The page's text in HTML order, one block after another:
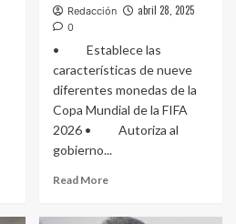
Redacción abril 28, 2025
0
• Establece las
características de nueve
diferentes monedas de la
Copa Mundial de la FIFA
2026 • Autoriza al
gobierno...
Read More